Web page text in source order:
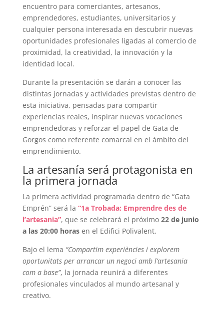
encuentro para comerciantes, artesanos,
emprendedores, estudiantes, universitarios y
cualquier persona interesada en descubrir nuevas
oportunidades profesionales ligadas al comercio de
proximidad, la creatividad, la innovación y la
identidad local.
Durante la presentación se darán a conocer las
distintas jornadas y actividades previstas dentro de
esta iniciativa, pensadas para compartir
experiencias reales, inspirar nuevas vocaciones
emprendedoras y reforzar el papel de Gata de
Gorgos como referente comarcal en el ámbito del
emprendimiento.
La artesanía será protagonista en
la primera jornada
La primera actividad programada dentro de “Gata
Emprén” será la “1a Trobada: Emprendre des de
l’artesania”, que se celebrará el próximo 22 de junio
a las 20:00 horasen el Edifici Polivalent.
Bajo el lema “Compartim experiències i explorem
oportunitats per arrancar un negoci amb l’artesania
com a base”, la jornada reunirá a diferentes
profesionales vinculados al mundo artesanal y
creativo.